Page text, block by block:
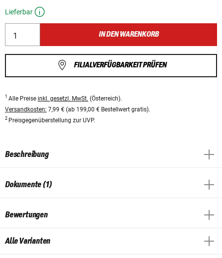
Lieferbar
IN DEN WARENKORB
FILIALVERFÜGBARKEIT PRÜFEN
1 Alle Preise inkl. gesetzl. MwSt. (Österreich).
Versandkosten: 7,99 € (ab 199,00 € Bestellwert gratis).
2 Preisgegenüberstellung zur UVP.
Beschreibung
Dokumente (1)
Bewertungen
Alle Varianten